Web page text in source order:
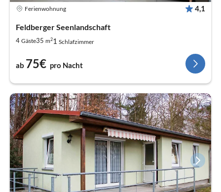
Ferienwohnung 4,1
Feldberger Seenlandschaft
4 Gäste35 m21 Schlafzimmer
ab 75€ pro Nacht